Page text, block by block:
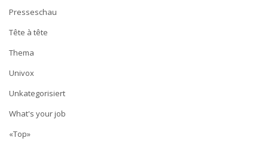
Presseschau
Tête à tête
Thema
Univox
Unkategorisiert
What's your job
«Top»